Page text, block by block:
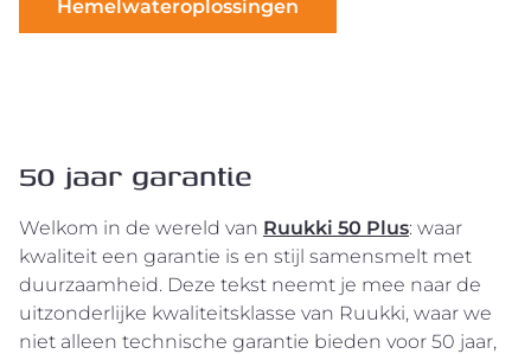
Hemelwateroplossingen
50 jaar garantie
Welkom in de wereld van Ruukki 50 Plus: waar
kwaliteit een garantie is en stijl samensmelt met
duurzaamheid. Deze tekst neemt je mee naar de
uitzonderlijke kwaliteitsklasse van Ruukki, waar we
niet alleen technische garantie bieden voor 50 jaar,